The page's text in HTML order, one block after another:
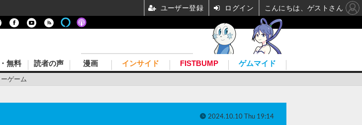
ゲーム
無料 読者の声 漫画 インサイド FISTBUMP ゲムマイド
2024.10.10 Thu 19:14
ユーザー登録 ログイン こんにちは、ゲストさん